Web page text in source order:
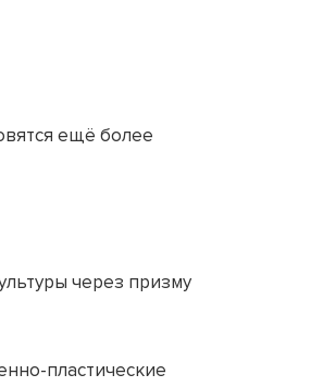
ещё более
через призму
пластические